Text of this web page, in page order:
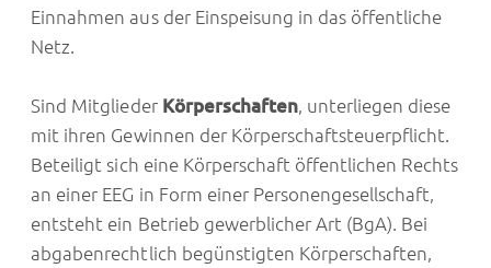
Einnahmen aus der Einspeisung in das öffentliche
Netz.
Sind Mitglieder Körperschaften, unterliegen diese
mit ihren Gewinnen der Körperschaftsteuerpflicht.
Beteiligt sich eine Körperschaft öffentlichen Rechts
an einer EEG in Form einer Personengesellschaft,
entsteht ein Betrieb gewerblicher Art (BgA). Bei
abgabenrechtlich begünstigten Körperschaften,